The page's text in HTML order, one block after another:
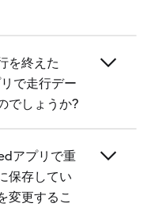
を終えた
で走行デー
でしょうか?
アプリで重
保存してい
変更するこ